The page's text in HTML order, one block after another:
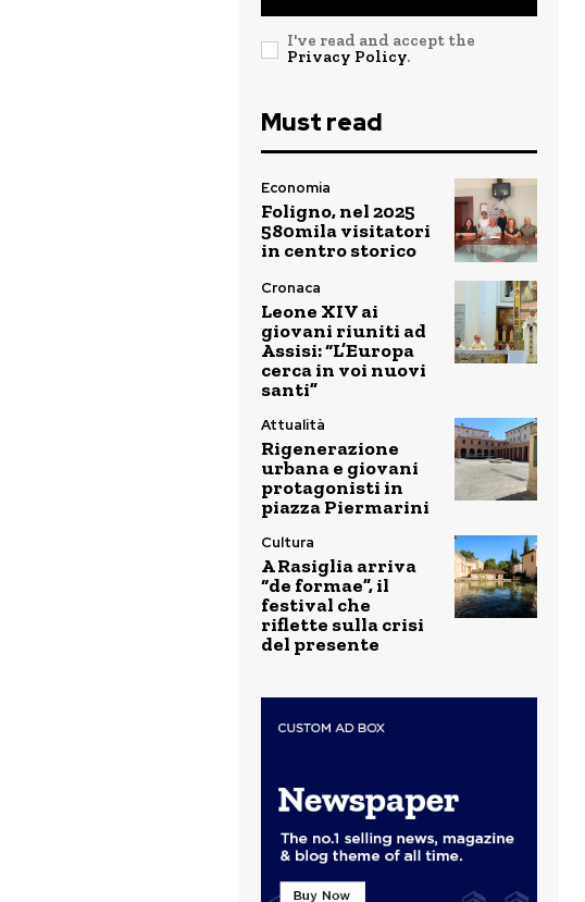
I've read and accept the
Privacy Policy.
Must read
Economia
Foligno, nel 2025
580mila visitatori
in centro storico
Cronaca
Leone XIV ai
giovani riuniti ad
Assisi: “L’Europa
cerca in voi nuovi
santi”
Attualità
Rigenerazione
urbana e giovani
protagonisti in
piazza Piermarini
Cultura
A Rasiglia arriva
“de formae”, il
festival che
riflette sulla crisi
del presente